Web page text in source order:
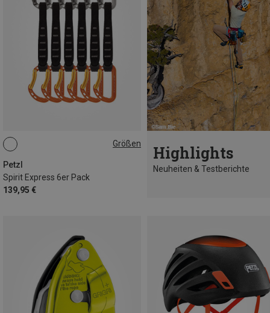
Größen
Petzl
Spirit Express 6er Pack
139,95 €
17CM Highlights
Neuheiten & Testberichte